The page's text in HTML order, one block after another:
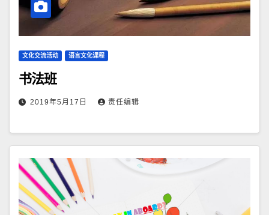
文化交流活动 语言文化课程
书法班
2019年5月17日 责任编辑